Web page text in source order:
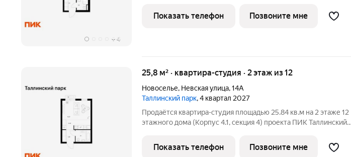
+ 4
функциональная планировка, большие окна, с отделкой.
«Таллинский парк» проект
Показать телефон Позвоните мне
25,8 м² · квартира-студия · 2 этаж из 12
Новоселье, Невская улица,14А
Таллинский парк, 4 квартал 2027
Продаётся квартира-студия площадью 25.84 кв.м на 2 этаже 12
этажного дома (Корпус 4.1, секция 4) проекта ПИК Таллинский
функциональная планировка, большие окна, с отделкой.
«Таллинский парк» проект в
Показать телефон Позвоните мне